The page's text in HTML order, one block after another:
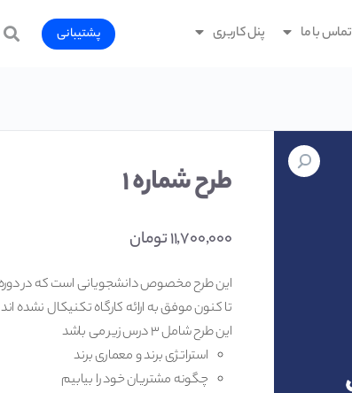
تماس با ما پنل کاربری پشتیبانی
طرح شماره ۱
۱۱,۷۰۰,۰۰۰تومان
تا کنون موفق به ارائه کارگاه تکنیکال نشده اند
این طرح شامل ۳ درس زیر می باشد
استراتژی برند و معماری برند
چگونه مشتریان خود را بیابیم